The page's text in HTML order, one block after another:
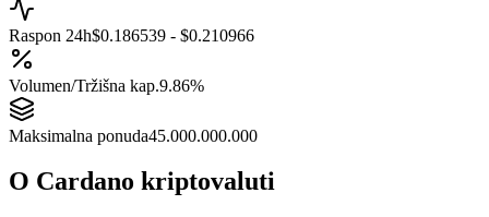
Raspon 24h$0.186539 - $0.210966
Volumen/Tržišna kap.9.86%
Maksimalna ponuda45.000.000.000
O Cardano kriptovaluti